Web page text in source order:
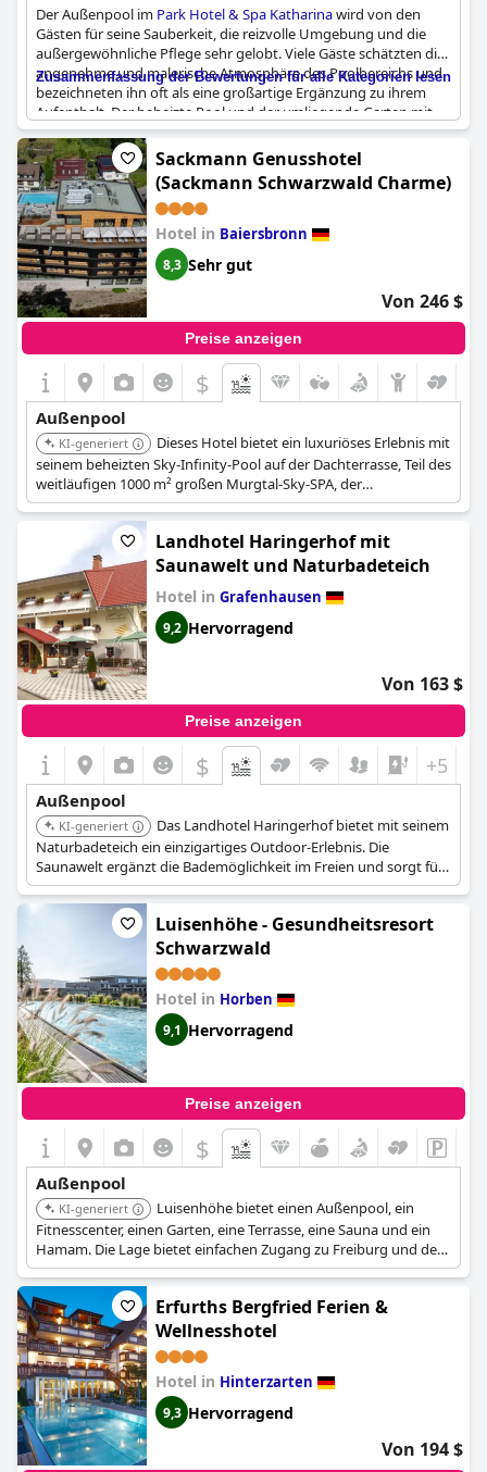
Der Außenpool im Park Hotel & Spa Katharinawird von den
Gästen für seine Sauberkeit, die reizvolle Umgebung und die
außergewöhnliche Pflege sehr gelobt. Viele Gäste schätzten die
angenehme und malerische Atmosphäre des Poolbereichs und
bezeichneten ihn oft als eine großartige Ergänzung zu ihrem
Aufenthalt. Der beheizte Pool und der umliegende Garten mit
einer Heizungsanlage wurden besonders für ihren Komfort und
Charme hervorgehoben, was zu einer romantischen und
entspannenden Umgebung beitrug. Trotz der gelegentlichen
Erwähnung, dass der Außenpool saisonal außer Betrieb ist,
betont das Gesamtfeedback seinen gut gepflegten Zustand und
seine Zugänglichkeit, was ihn zu einem idealen Ort zum
Entspannen inmitten der wunderschönen Parkanlage des
Hotels macht.
Zusammenfassung der Bewertungen für alle Kategorien lesen
Sackmann Genusshotel
(Sackmann Schwarzwald Charme)
Hotel in Baiersbronn
8,3 Sehr gut
Von 246 $
Preise anzeigen
$
Außenpool
KI-generiert
Dieses Hotel bietet ein luxuriöses Erlebnis mit
seinem beheizten Sky-Infinity-Pool auf der Dachterrasse, Teil des
weitläufigen 1000 m² großen Murgtal-Sky-SPA, der
atemberaubende Panoramablicke bietet.
Landhotel Haringerhof mit
Saunawelt und Naturbadeteich
Hotel in Grafenhausen
9,2 Hervorragend
Von 163 $
Preise anzeigen
$ +5
Außenpool
KI-generiert
Das Landhotel Haringerhof bietet mit seinem
Naturbadeteich ein einzigartiges Outdoor-Erlebnis. Die
Saunawelt ergänzt die Bademöglichkeit im Freien und sorgt für
eine entspannende Umgebung.
Luisenhöhe - Gesundheitsresort
Schwarzwald
Hotel in Horben
9,1 Hervorragend
Preise anzeigen
$
Außenpool
KI-generiert
Luisenhöhe bietet einen Außenpool, ein
Fitnesscenter, einen Garten, eine Terrasse, eine Sauna und ein
Hamam. Die Lage bietet einfachen Zugang zu Freiburg und der
Umgebung.
Erfurths Bergfried Ferien &
Wellnesshotel
Hotel in Hinterzarten
9,3 Hervorragend
Von 194 $